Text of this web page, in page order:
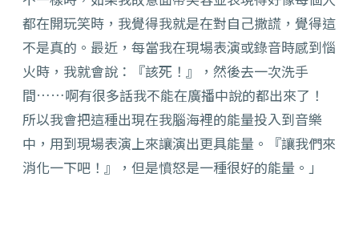
都在開玩笑時，我覺得我就是在對自己撒謊，覺得這
不是真的。最近，每當我在現場表演或錄音時感到惱
火時，我就會說：
『該死！ 』
，然後去一次洗手
間……啊有很多話我不能在廣播中說的都出來了！
所以我會把這種出現在我腦海裡的能量投入到音樂
中，用到現場表演上來讓演出更具能量。
『讓我們來
消化一下吧！ 』 ，但是憤怒是一種很好的能量。」